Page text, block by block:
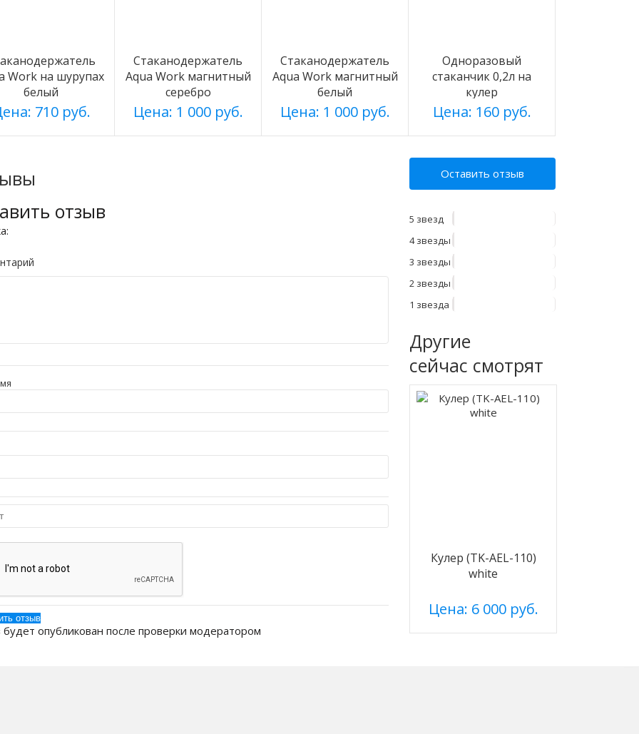
Work на шурупах
белый
710 руб.
Стаканодержатель
Aqua Work магнитный
серебро
Цена: 1 000 руб.
Стаканодержатель
Aqua Work магнитный
белый
Цена: 1 000 руб.
Одноразовый
стаканчик 0,2л на
кулер
Цена: 160 руб.
отзыв
опубликован после проверки модератором
Оставить отзыв
5 звезд
4 звезды
3 звезды
2 звезды
1 звезда
Другие
сейчас смотрят
Кулер (TK-AEL-110)
white
Цена: 6 000 руб.